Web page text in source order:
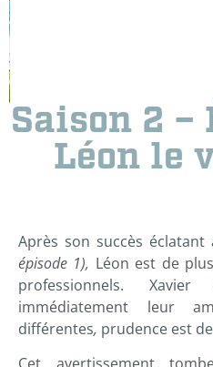
Saison 2 –
Léon le
Après son succès
épisode 1), Léon est de
professionnels.
immédiatement leur
différentes, prudence est